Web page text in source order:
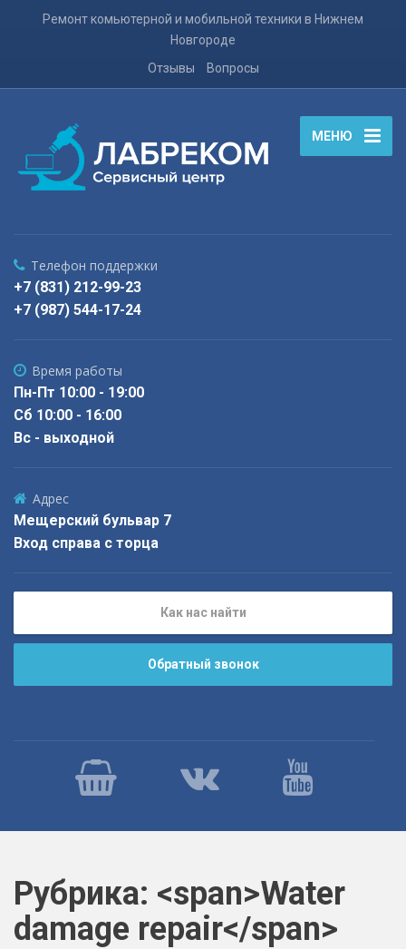
Ремонт комьютерной и мобильной техники в Нижнем
Новгороде
Отзывы
Вопросы
МЕНЮ
Телефон поддержки
+7 (831) 212-99-23
+7 (987) 544-17-24
Время работы
Пн-Пт 10:00 - 19:00
Сб 10:00 - 16:00
Вс - выходной
Адрес
Мещерский бульвар 7
Вход справа с торца
Как нас найти
Обратный звонок
Рубрика: <span>Water
damage repair</span>